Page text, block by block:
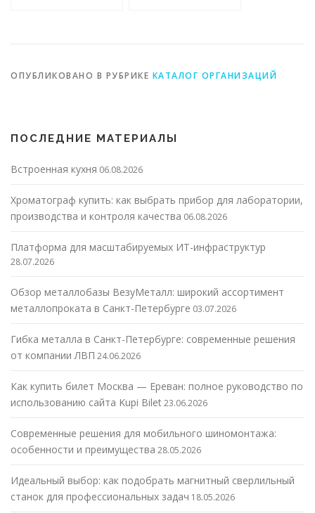
ОПУБЛИКОВАНО В РУБРИКЕ КАТАЛОГ ОРГАНИЗАЦИЙ
ПОСЛЕДНИЕ МАТЕРИАЛЫ
Встроенная кухня 06.08.2026
Хроматограф купить: как выбрать прибор для лаборатории,
производства и контроля качества 06.08.2026
Платформа для масштабируемых ИТ-инфраструктур
28.07.2026
Обзор металлобазы ВезуМеталл: широкий ассортимент
металлопроката в Санкт-Петербурге 03.07.2026
Гибка металла в Санкт-Петербурге: современные решения
от компании ЛВП 24.06.2026
Как купить билет Москва — Ереван: полное руководство по
использованию сайта Kupi Bilet23.06.2026
Современные решения для мобильного шиномонтажа:
особенности и преимущества 28.05.2026
Идеальный выбор: как подобрать магнитный сверлильный
станок для профессиональных задач 18.05.2026